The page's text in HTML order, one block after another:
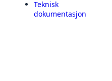
Teknisk
dokumentasjon